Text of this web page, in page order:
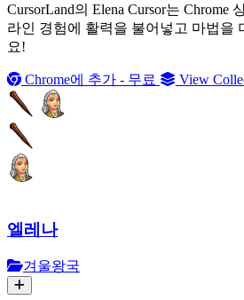
CursorLand의 Elena Cursor는 Chrome
라인 경험에 활력을 불어넣고 마법을
요!
Chrome에 추가 - 무료 View
엘레나
겨울왕국